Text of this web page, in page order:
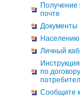
Получение
почте
Документы
Населению
Личный
по
Сообщите